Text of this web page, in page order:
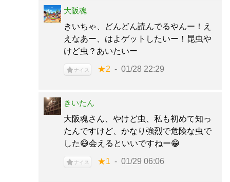
大阪魂
きいちゃ、どんどん読んでるやんー！え
えなあー、はよゲットしたいー！昆虫や
けど虫？あいたいー
ナイス ★2 01/28 22:29
きいたん
大阪魂さん、やけど虫、私も初めて知っ
たんですけど、かなり強烈で危険な虫で
した😅会えるといいですねー😁
ナイス ★1 01/29 06:06